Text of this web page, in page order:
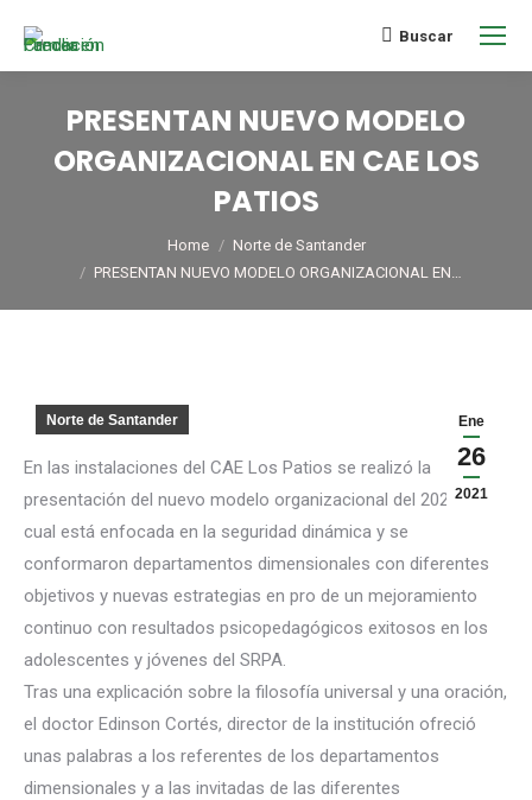
Buscar
PRESENTAN NUEVO MODELO
ORGANIZACIONAL EN CAE LOS
PATIOS
Home
Norte de Santander
PRESENTAN NUEVO MODELO ORGANIZACIONAL EN…
Ene
26
2021
Norte de Santander
En las instalaciones del CAE Los Patios se realizó la
presentación del nuevo modelo organizacional del 2021, el
cual está enfocada en la seguridad dinámica y se
conformaron departamentos dimensionales con diferentes
objetivos y nuevas estrategias en pro de un mejoramiento
continuo con resultados psicopedagógicos exitosos en los
adolescentes y jóvenes del SRPA.
Tras una explicación sobre la filosofía universal y una oración,
el doctor Edinson Cortés, director de la institución ofreció
unas palabras a los referentes de los departamentos
dimensionales y a las invitadas de las diferentes